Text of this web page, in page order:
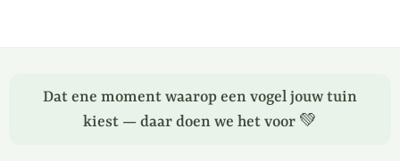
Dat ene moment waarop een vogel jouw tuin
kiest — daar doen we het voor 💚